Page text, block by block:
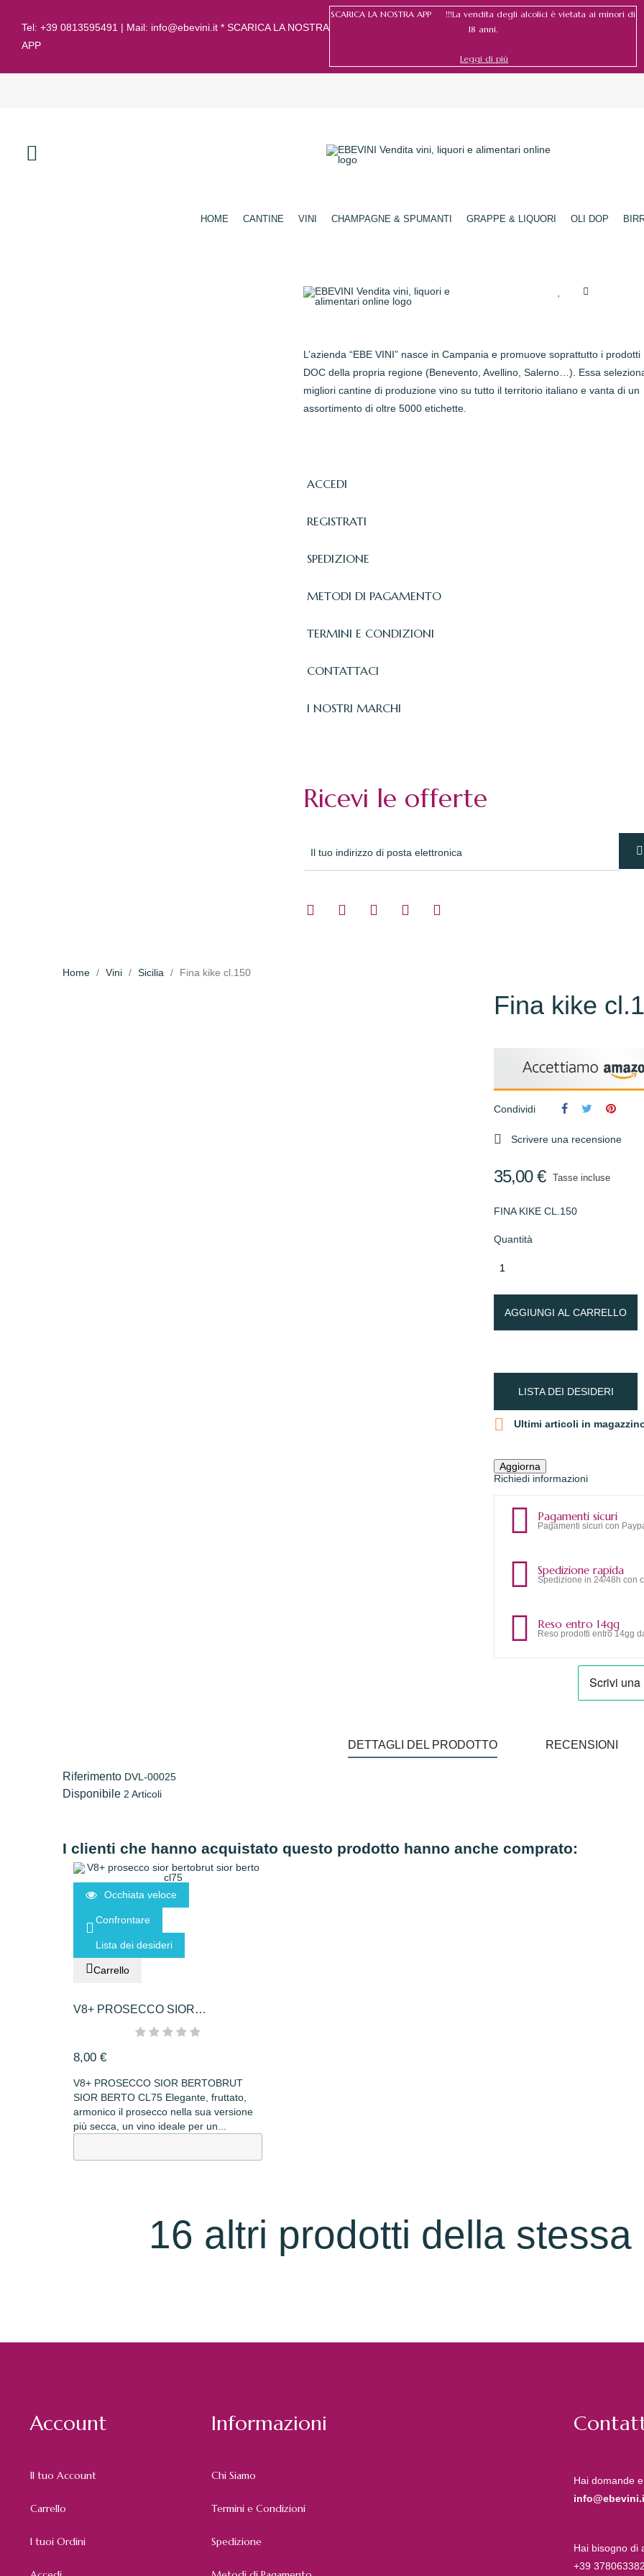
Tel: +39 0813595491 | Mail: info@ebevini.it * SCARICA LA NOSTRA
APP
SCARICA LA NOSTRA APP !!!La vendita degli alcolici è vietata ai minori di
18 anni.
Leggi di più
HOME CANTINE VINI CHAMPAGNE & SPUMANTI GRAPPE & LIQUORI OLI DOP
L’azienda “EBE VINI” nasce in Campania e promuove soprattutto i prodotti
DOC della propria regione (Benevento, Avellino, Salerno…). Essa
migliori cantine di produzione vino su tutto il territorio italiano e vanta di un
assortimento di oltre 5000 etichette.
ACCEDI
REGISTRATI
SPEDIZIONE
METODI DI PAGAMENTO
TERMINI E CONDIZIONI
CONTATTACI
I NOSTRI MARCHI
Ricevi le offerte
Home Vini Sicilia Fina kike cl.150
Fina kike
Condividi
 Scrivere una recensione
35,00 € Tasse incluse
FINA KIKE CL.150
Quantità
AGGIUNGI AL CARRELLO
LISTA DEI DESIDERI
 Ultimi articoli in
Richiedi informazioni
Pagamenti sicuri
Pagamenti sicuri con
Spedizione rapida
Spedizione in 24/48h con
Reso entro 14gg
Reso prodotti entro 14gg
DETTAGLI DEL PRODOTTO RECENSIONI
Riferimento DVL-00025
Disponibile 2 Articoli
I clienti che hanno acquistato questo prodotto hanno anche comprato:
Occhiata veloce
Confrontare
Lista dei desideri
Carrello
V8+ PROSECCO SIOR
BERTOBRUT...
8,00 €
V8+ PROSECCO SIOR BERTOBRUT
SIOR BERTO CL75 Elegante, fruttato,
armonico il prosecco nella sua versione
più secca, un vino ideale per un...
16 altri prodotti della
Account
Il tuo Account
Carrello
I tuoi Ordini
Informazioni
Chi Siamo
Termini e Condizioni
Spedizione
Hai domande
Hai bisogno di
+39